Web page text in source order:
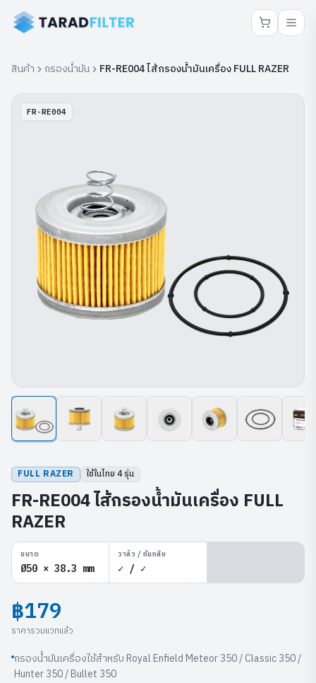
สินค้า กรองน้ำมัน FR-RE004 ไส้กรองน้ำมันเครื่อง FULL RAZER
FR-RE004
FULL RAZER ใช้ในไทย 4รุ่น
FR-RE004 ไส้กรองน้ำมันเครื่อง FULL
RAZER
ขนาด
Ø50 × 38.3 mm
วาล์ว / กันกลับ
✓ / ✓
฿179
ราคารวมแวทแล้ว
กรองน้ำมันเครื่องใช้สำหรับ Royal Enfield Meteor 350 / Classic 350 /
Hunter 350 / Bullet 350